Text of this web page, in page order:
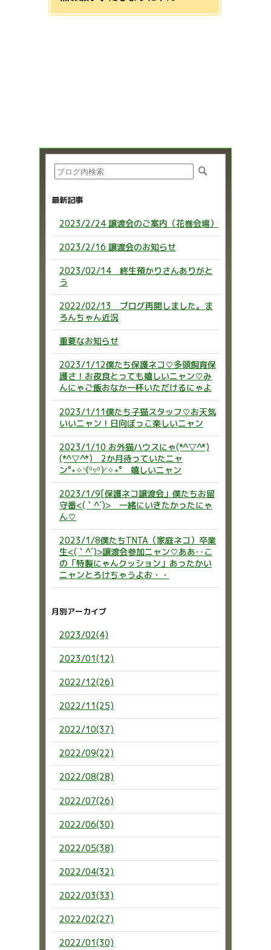
最新記事
2023/2/24 譲渡会のご案内（花巻会場）
2023/2/16 譲渡会のお知らせ
2023/02/14 終生預かりさんありがと
う
2022/02/13 ブログ再開しました。ま
ろんちゃん近況
重要なお知らせ
2023/1/12僕たち保護ネコ♡多頭飼育保
護さ！お夜食とっても嬉しいニャン♡み
んにゃご飯おなか一杯いただけるにゃよ
2023/1/11僕たち子猫スタッフ♡お天気
いいニャン！日向ぼっこ楽しいニャン
2023/1/10 お外猫ハウスにゃ(*^▽^*)
(*^▽^*) 2か月待っていたニャ
ン°˖✧◝(⁰▿⁰)◜✧˖° 嬉しいニャン
2023/1/9[保護ネコ譲渡会」僕たちお留
守番<(｀^´)> 一緒にいきたかったにゃ
ん♡
2023/1/8僕たちTNTA（家庭ネコ）卒業
生<(｀^´)>譲渡会参加ニャン♡ああ‥こ
の「特製にゃんクッション」あったかい
ニャンとろけちゃうよお・・
月別アーカイブ
2023/02(4)
2023/01(12)
2022/12(26)
2022/11(25)
2022/10(37)
2022/09(22)
2022/08(28)
2022/07(26)
2022/06(30)
2022/05(38)
2022/04(32)
2022/03(33)
2022/02(27)
2022/01(30)